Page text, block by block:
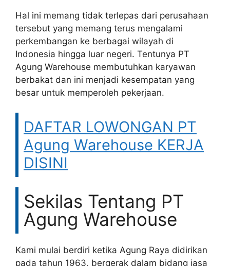
Hal ini memang tidak terlepas dari perusahaan
tersebut yang memang terus mengalami
perkembangan ke berbagai wilayah di
Indonesia hingga luar negeri. Tentunya PT
Agung Warehouse membutuhkan karyawan
berbakat dan ini menjadi kesempatan yang
besar untuk memperoleh pekerjaan.
DAFTAR LOWONGAN PT
Agung Warehouse KERJA
DISINI
Sekilas Tentang PT
Agung Warehouse
Kami mulai berdiri ketika Agung Raya didirikan
pada tahun 1963, bergerak dalam bidang jasa